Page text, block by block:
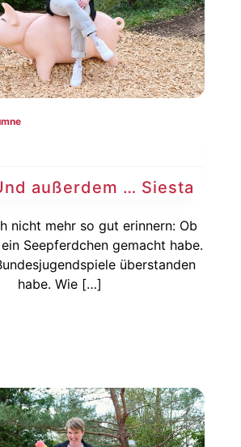
außerdem … Siesta
nicht mehr so gut erinnern: Ob
Seepferdchen gemacht habe.
überstanden
habe. Wie […]